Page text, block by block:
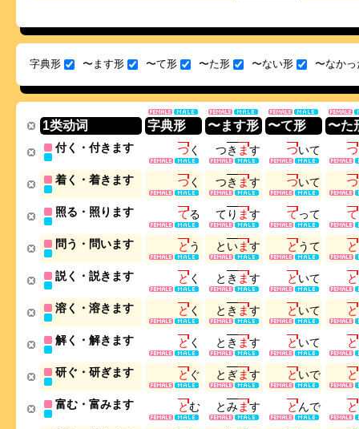
字典形 〜ます形 〜て形 〜た形 〜ない形 〜なかっ
1类动词 字典形 〜ます形 〜て形 〜た
付く・付きます つく つき ます ついて つ
着く・着きます つく つき ます ついて つ
照る・照ります てる て り ます てって て
問う・問います とう と います とうて と
説く・説きます とく と き ます といて と
溶く・溶きます とく と き ます といて と
解く・解きます とく と き ます といて と
研ぐ・研ぎます とぐ と ぎます といで と
富む・富みます とむ とみます とんで と